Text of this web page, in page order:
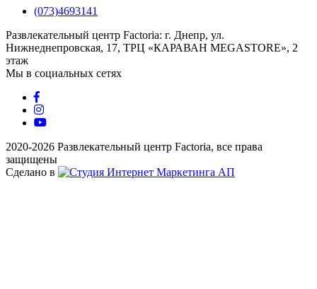
(073)4693141
Развлекательный центр Factoria: г. Днепр, ул.
Нижнеднепровская, 17, ТРЦ «КАРАВАН MEGASTORE», 2
этаж
Мы в социальных сетях
2020-2026 Развлекательный центр Factoria, все права
защищены
Сделано в